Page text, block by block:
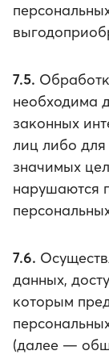
7.5.
необходима
законных
лиц либо
значимых
нарушаются
7.6.
данных,
которым
(далее —